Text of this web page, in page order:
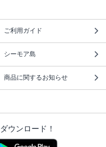
ご利用ガイド
シーモア島
商品に関するお知らせ
ウンロード！